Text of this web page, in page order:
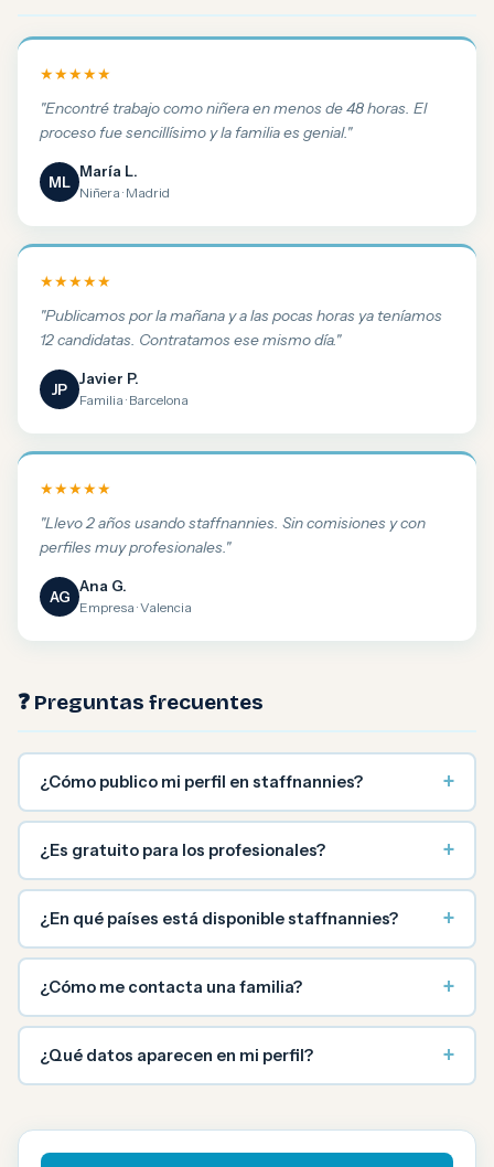
★★★★★
"Encontré trabajo como niñera en menos de 48 horas. El
proceso fue sencillísimo y la familia es genial."
ML
María L.
Niñera · Madrid
★★★★★
"Publicamos por la mañana y a las pocas horas ya teníamos
12 candidatas. Contratamos ese mismo día."
JP
Javier P.
Familia · Barcelona
★★★★★
"Llevo 2 años usando staffnannies. Sin comisiones y con
perfiles muy profesionales."
AG
Ana G.
Empresa · Valencia
❓ Preguntas frecuentes
¿Cómo publico mi perfil en staffnannies? +
¿Es gratuito para los profesionales? +
¿En qué países está disponible staffnannies? +
¿Cómo me contacta una familia? +
¿Qué datos aparecen en mi perfil? +